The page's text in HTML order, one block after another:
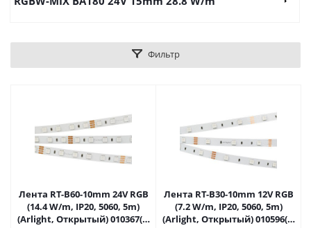
Фильтр
Лента RT-B60-10mm 24V RGB
(14.4 W/m, IP20, 5060, 5m)
(Arlight, Открытый) 010367(2)
Лента RT-B30-10mm 12V RGB
(7.2 W/m, IP20, 5060, 5m)
(Arlight, Открытый) 010596(2)